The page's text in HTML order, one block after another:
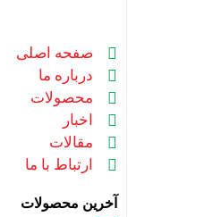
صفحه اصلی
درباره ما
محصولات
اخبار
مقالات
ارتباط با ما
آخرین محصولات